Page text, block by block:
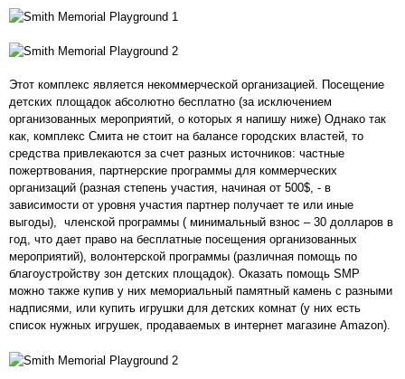
Этот комплекс является некоммерческой организацией. Посещение
детских площадок абсолютно бесплатно (за исключением
организованных мероприятий, о которых я напишу ниже) Однако так
как, комплекс Смита не стоит на балансе городских властей, то
средства привлекаются за счет разных источников: частные
пожертвования, партнерские программы для коммерческих
организаций (разная степень участия, начиная от 500$, - в
зависимости от уровня участия партнер получает те или иные
выгоды), членской программы ( минимальный взнос – 30 долларов в
год, что дает право на бесплатные посещения организованных
мероприятий), волонтерской программы (различная помощь по
благоустройству зон детских площадок). Оказать помощь SMP
можно также купив у них мемориальный памятный камень с разными
надписями, или купить игрушки для детских комнат (у них есть
список нужных игрушек, продаваемых в интернет магазине Amazon).